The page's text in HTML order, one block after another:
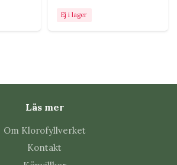
skotten hänga fritt och undvik
middagssol och mörka
Klorofyllverket
luftig jordblandning. Tät blomjord
när det översta jordlagret har
Ej i lager
Läs mer
Om Klorofyllverket
Kontakt